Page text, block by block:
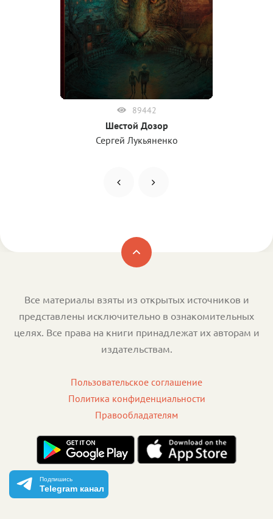
89442
Шестой Дозор
Сергей Лукьяненко
Все материалы взяты из открытых источников и
представлены исключительно в ознакомительных
целях. Все права на книги принадлежат их авторам и
издательствам.
Пользовательское соглашение
Политика конфиденциальности
Правообладателям
Подпишись
Telegram канал